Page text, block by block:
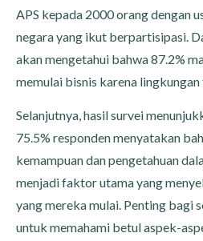
APS kepada 2000 orang dengan
negara yang ikut berpartisipasi.
akan mengetahui bahwa 87.2%
memulai bisnis karena
Selanjutnya, hasil survei
75.5% responden menyatakan
kemampuan dan pengetahuan
menjadi faktor utama yang
yang mereka mulai. Penting bagi
untuk memahami betul aspek-